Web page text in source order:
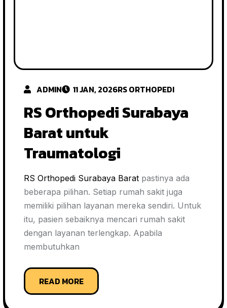
ADMIN 11 JAN, 2026RS ORTHOPEDI
RS Orthopedi Surabaya
Barat untuk
Traumatologi
RS Orthopedi Surabaya Barat pastinya ada
beberapa pilihan. Setiap rumah sakit juga
memiliki pilihan layanan mereka sendiri. Untuk
itu, pasien sebaiknya mencari rumah sakit
dengan layanan terlengkap. Apabila
membutuhkan
READ MORE